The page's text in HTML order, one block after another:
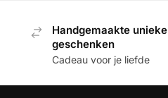
Handgemaakte unieke
geschenken
Cadeau voor je liefde